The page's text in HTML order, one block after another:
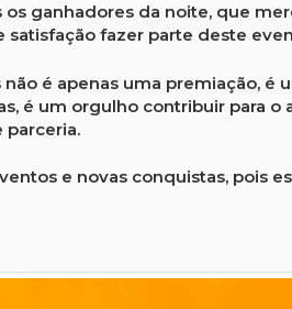
os ganhadores da noite, que
satisfação fazer parte deste
não é apenas uma premiação,
é um orgulho contribuir para
parceria.
e novas conquistas, pois